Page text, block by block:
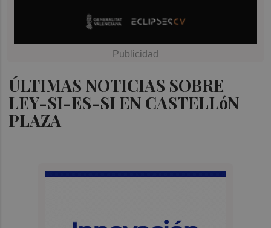
ÚLTIMAS NOTICIAS SOBRE
LEY-SI-ES-SI EN CASTELLóN
PLAZA